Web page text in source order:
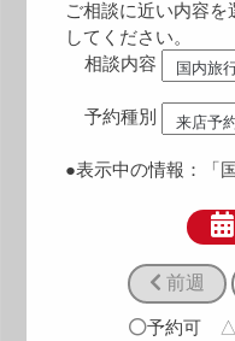
ご相談に近い内容
してください。
相談内容
予約種別
●表示中の情報： 「
前週
予約可 △
7:30
9:00